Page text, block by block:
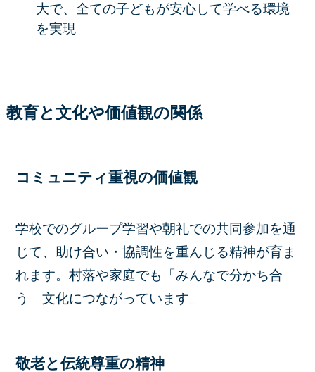
大で、全ての子どもが安心して学べる環境
を実現
教育と文化や価値観の関係
コミュニティ重視の価値観
学校でのグループ学習や朝礼での共同参加を通
じて、助け合い・協調性を重んじる精神が育ま
れます。村落や家庭でも「みんなで分かち合
う」文化につながっています。
敬老と伝統尊重の精神